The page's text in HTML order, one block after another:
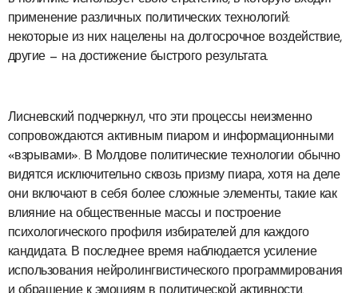
применение различных политических технологий:
некоторые из них нацелены на долгосрочное воздействие,
другие — на достижение быстрого результата.
Лисневский подчеркнул, что эти процессы неизменно
сопровождаются активным пиаром и информационными
«взрывами». В Молдове политические технологии обычно
видятся исключительно сквозь призму пиара, хотя на деле
они включают в себя более сложные элементы, такие как
влияние на общественные массы и построение
психологического профиля избирателей для каждого
кандидата. В последнее время наблюдается усиление
использования нейролингвистического программирования